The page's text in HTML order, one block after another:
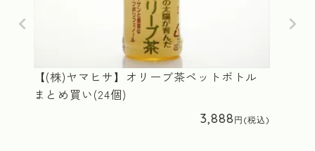
【(株)ヤマヒサ】オリーブ茶ペットボトル
まとめ買い(24個)
3,888